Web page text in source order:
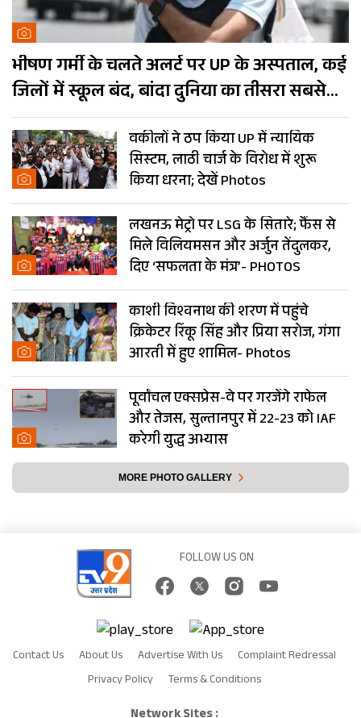
भीषण गर्मी के चलते अलर्ट पर UP के अस्पताल, कई
जिलों में स्कूल बंद, बांदा दुनिया का तीसरा सबसे
गर्म शहर
वकीलों ने ठप किया UP में न्यायिक
सिस्टम, लाठी चार्ज के विरोध में शुरू
किया धरना; देखें Photos
लखनऊ मेट्रो पर LSG के सितारे; फैंस से
मिले विलियमसन और अर्जुन तेंदुलकर,
दिए ‘सफलता के मंत्र’- PHOTOS
काशी विश्वनाथ की शरण में पहुंचे
क्रिकेटर रिंकू सिंह और प्रिया सरोज, गंगा
आरती में हुए शामिल- Photos
पूर्वांचल एक्सप्रेस-वे पर गरजेंगे राफेल
और तेजस, सुल्तानपुर में 22-23 को IAF
करेगी युद्ध अभ्यास
MORE PHOTO GALLERY
FOLLOW US ON
Contact Us About Us Advertise With Us
Complaint Redressal
Privacy Policy
Terms & Conditions